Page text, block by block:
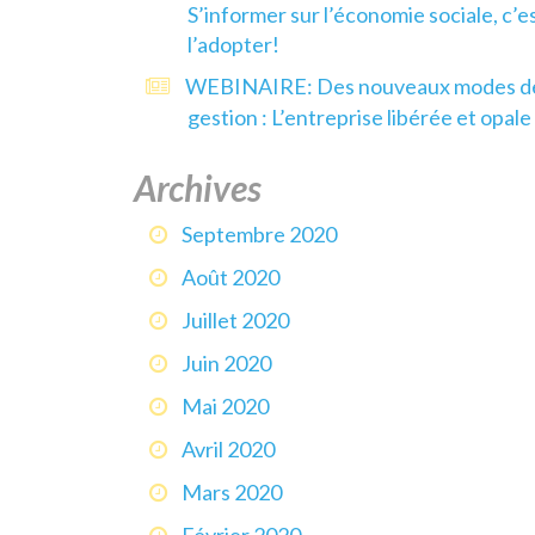
S’informer sur l’économie sociale,
l’adopter!
WEBINAIRE: Des nouveaux modes
gestion : L’entreprise libérée et opale
Archives
Septembre 2020
Août 2020
Juillet 2020
Juin 2020
Mai 2020
Avril 2020
Mars 2020